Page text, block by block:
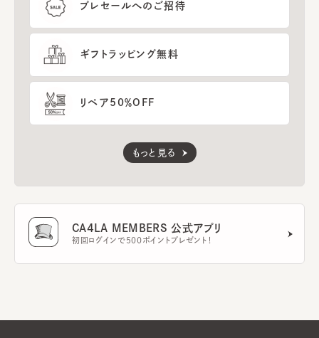
プレセールへのご招待
ギフトラッピング無料
リペア50％OFF
もっと見る
CA4LA MEMBERS 公式アプリ
初回ログインで500ポイントプレゼント！